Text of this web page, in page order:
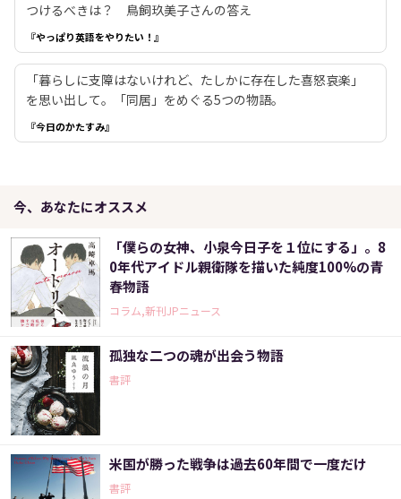
つけるべきは？ 鳥飼玖美子さんの答え
『やっぱり英語をやりたい！』
「暮らしに支障はないけれど、たしかに存在した喜怒哀楽」
を思い出して。「同居」をめぐる5つの物語。
『今日のかたすみ』
今、あなたにオススメ
「僕らの女神、小泉今日子を１位にする」。8
0年代アイドル親衛隊を描いた純度100%の青
春物語
コラム,新刊JPニュース
孤独な二つの魂が出会う物語
書評
米国が勝った戦争は過去60年間で一度だけ
書評